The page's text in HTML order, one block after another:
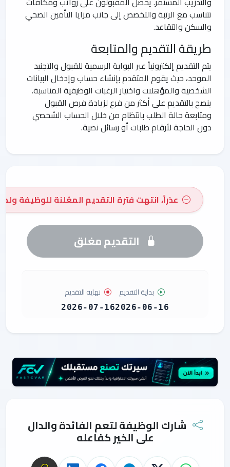
تتناسب مع الرتبة والتخصص إلى جانب مزايا التأمين الصحي
والسكن والتقاعد.
طريقة التقديم والمتابعة
يتم التقديم إلكترونياً عبر البوابة الرسمية للقبول والتجنيد
الموحد، حيث يقوم المتقدم بإنشاء حساب وإدخال البيانات
الشخصية والمؤهلات واختيار الرغبات الوظيفية المناسبة.
ينصح بالتقديم على أكثر من فرع لزيادة فرص القبول
ومتابعة حالة الطلب بانتظام من خلال الحساب الشخصي
دون الحاجة لأرقام طلبات أو رسائل نصية.
عذراً، انتهت فترة التقديم المعُلنة للوظيفة
التقديم مغلق
بداية التقديم
2026-06-16
نهاية التقديم
2026-07-16
شارك الوظيفة لتعم الفائدة والدال
على الخير كفاعله